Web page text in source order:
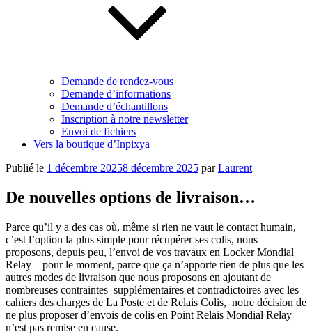
Demande de rendez-vous
Demande d’informations
Demande d’échantillons
Inscription à notre newsletter
Envoi de fichiers
Vers la boutique d’Inpixya
Publié le 1 décembre 20258 décembre 2025 parLaurent
De nouvelles options de livraison…
Parce qu’il y a des cas où, même si rien ne vaut le contact humain,
c’est l’option la plus simple pour récupérer ses colis, nous
proposons, depuis peu, l’envoi de vos travaux en Locker Mondial
Relay – pour le moment, parce que ça n’apporte rien de plus que les
autres modes de livraison que nous proposons en ajoutant de
nombreuses contraintes supplémentaires et contradictoires avec les
cahiers des charges de La Poste et de Relais Colis, notre décision de
ne plus proposer d’envois de colis en Point Relais Mondial Relay
n’est pas remise en cause.